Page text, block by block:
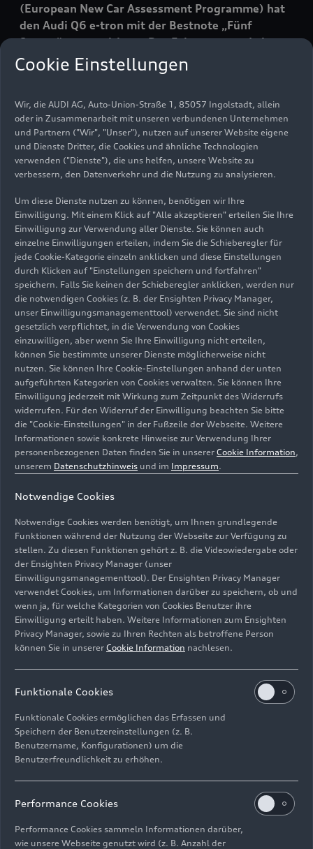
(European New Car Assessment Programme) hat
den Audi Q6 e-tron mit der Bestnote „Fünf
Sterne“ ausgezeichnet. Das Fahrzeug wurde in
den Kategorien „Schutz erwachsener Insassen“,
„Kindersicherheit“, „Schutz ungeschützter
verfügbare Assistenzsysteme“ bewertet und
erzielte in allen Testkategorien hervorragende
Ergebnisse.
erwachsener Insassen“ mit 91 Prozent, was
nahezu der vollen Punktzahl entspricht und einen
optimalen Schutz bietet. Erstmals wurden bei
einem Audi Modell die sogenannten Post-Crash-
Funktionen (u. a. Rettungsdatenblätter für
Rettungskräfte und E-Call) bewertet, wobei der
Audi Q6e-tronsehr gut abgeschnitten hat.
Mit der Bewertung von 92 Prozent in der
Kategorie Kindersicherheit ist die Modellfamilie
des Audi Q6e-tronaktuell „Best in Class“ aller
bisher getesteten Fahrzeuge aus den Jahren 2023
und 2024. Dazu tragen auch Eigenschaften bei,
die über gesetzliche Anforderungen und
Verbraucherschutz hinausgehen. So verfügt der
Q6e-tronals eines von wenigen Modellen im
Fahrzeugsegment über drei „i-Size-Sitzplätze“,
Size“ ist ein europäischer Sicherheitsstandard für
Kindersitze, der 2013 eingeführt wurde und die
uneingeschränkte Kompatibilität von Kindersitz
und Fahrzeug sicherstellt. Der Beifahrersitz im
Q6e-tron
ist mit einer automatischen
Deaktivierung des Beifahrerairbags bei
rückwärtsgerichteten Kindersitzen ausgestattet,
das Auto „denkt“ quasi mit. Die
Rückhaltesysteme wurden für die Verwendung
mit Kindersitzen nochmals verbessert und bieten
optimalen Schutz für Kinder aller Größen.
großgeschrieben: 220 Fachleute führen jährlich
mehr als 1.000 aufwendige Crashtests und rund
20.000 virtuelle Unfallsimulationen durch und
Die NCAP-Testergebnisse gelten nicht nur für den
im März vorgestellten Audi Q6 SUV
e-tron
sondern auch für die Sportback-Variante, die
Cookie Einstellungen
Wir, die AUDI AG, Auto-Union-Straße 1, 85057 Ingolstadt, allein
oder in Zusammenarbeit mit unseren verbundenen Unternehmen
und Partnern ("Wir", "Unser"), nutzen auf unserer Website eigene
und Dienste Dritter, die Cookies und ähnliche Technologien
verwenden ("Dienste"), die uns helfen, unsere Website zu
verbessern, den Datenverkehr und die Nutzung zu analysieren.
Um diese Dienste nutzen zu können, benötigen wir Ihre
Einwilligung. Mit einem Klick auf "Alle akzeptieren" erteilen Sie Ihre
Einwilligung zur Verwendung aller Dienste. Sie können auch
einzelne Einwilligungen erteilen, indem Sie die Schieberegler für
jede Cookie-Kategorie einzeln anklicken und diese Einstellungen
durch Klicken auf "Einstellungen speichern und fortfahren"
speichern. Falls Sie keinen der Schieberegler anklicken, werden nur
die notwendigen Cookies (z. B. der Ensighten Privacy Manager,
unser Einwilligungsmanagementtool) verwendet. Sie sind nicht
gesetzlich verpflichtet, in die Verwendung von Cookies
einzuwilligen, aber wenn Sie Ihre Einwilligung nicht erteilen,
können Sie bestimmte unserer Dienste möglicherweise nicht
nutzen. Sie können Ihre Cookie-Einstellungen anhand der unten
aufgeführten Kategorien von Cookies verwalten. Sie können Ihre
Einwilligung jederzeit mit Wirkung zum Zeitpunkt des Widerrufs
widerrufen. Für den Widerruf der Einwilligung beachten Sie bitte
die "Cookie-Einstellungen" in der Fußzeile der Webseite. Weitere
Informationen sowie konkrete Hinweise zur Verwendung Ihrer
personenbezogenen Daten finden Sie in unserer Cookie Information,
unserem Datenschutzhinweis und im Impressum.
Notwendige Cookies
Notwendige Cookies werden benötigt, um Ihnen grundlegende
Funktionen während der Nutzung der Webseite zur Verfügung zu
stellen. Zu diesen Funktionen gehört z. B. die Videowiedergabe oder
der Ensighten Privacy Manager (unser
Einwilligungsmanagementtool). Der Ensighten Privacy Manager
verwendet Cookies, um Informationen darüber zu speichern, ob und
wenn ja, für welche Kategorien von Cookies Benutzer ihre
Einwilligung erteilt haben. Weitere Informationen zum Ensighten
Privacy Manager, sowie zu Ihren Rechten als betroffene Person
können Sie in unserer Cookie Information nachlesen.
Funktionale Cookies
Funktionale Cookies ermöglichen das Erfassen und
Speichern der Benutzereinstellungen (z. B.
Benutzername, Konfigurationen) um die
Benutzerfreundlichkeit zu erhöhen.
Performance Cookies
Performance Cookies sammeln Informationen darüber,
wie unsere Webseite genutzt wird (z. B. Anzahl der